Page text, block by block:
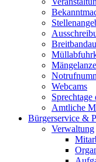
Webcams
Amtliche
Bürgerservice &
Verwaltung